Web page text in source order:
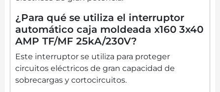
¿Para qué se utiliza el interruptor
automático caja moldeada x160 3x40
AMP TF/MF 25kA/230V?
Este interruptor se utiliza para proteger
circuitos eléctricos de gran capacidad de
sobrecargas y cortocircuitos.